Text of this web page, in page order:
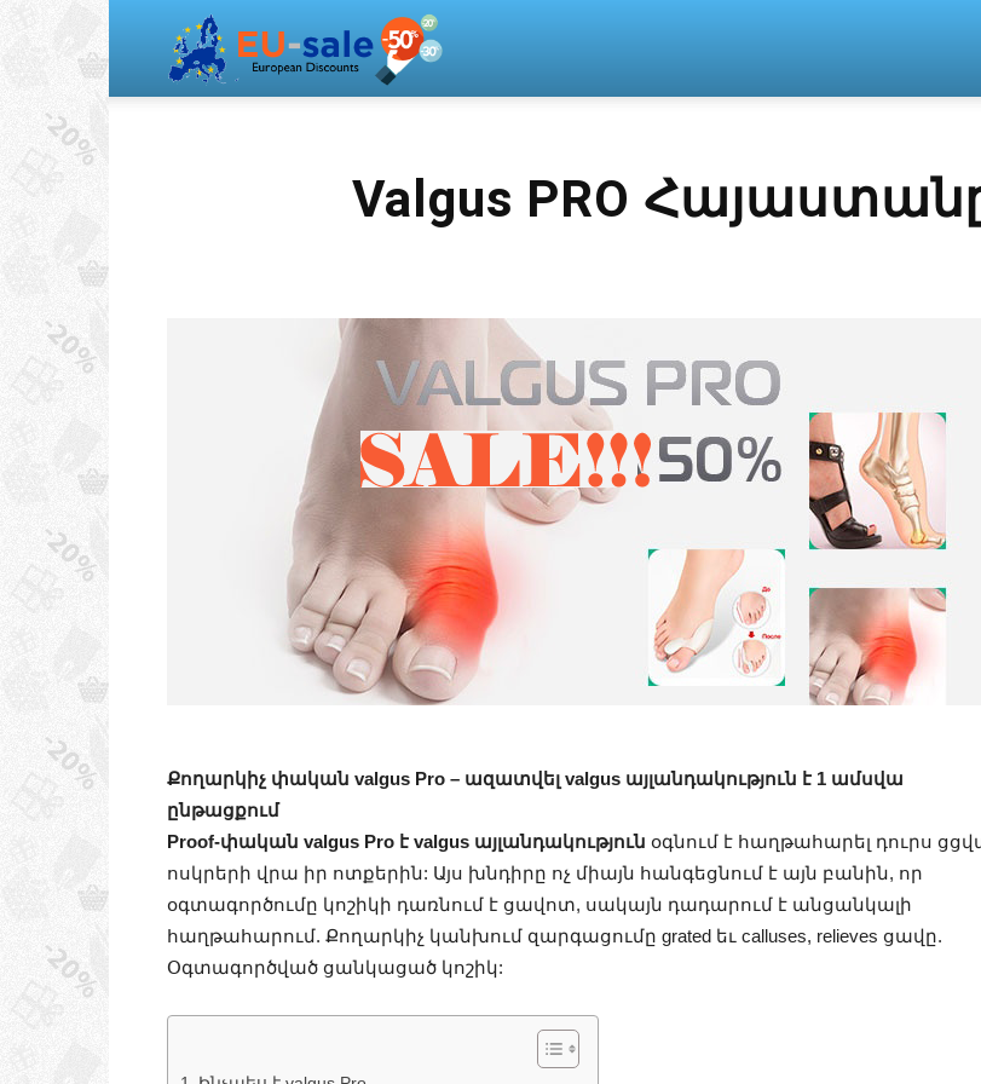
Valgus PRO
Քողարկիչ փական valgus Pro – ազատվել valgus այլանդակություն է 1 ամսվա
ընթացքում
Proof-փական valgus Pro է valgus այլանդակություն օգնում է հաղթահարել դուրս
ոսկրերի վրա իր ոտքերին: Այս խնդիրը ոչ միայն հանգեցնում է այն բանին, որ
օգտագործումը կոշիկի դառնում է ցավոտ, սակայն դադարում է անցանկալի
հաղթահարում. Քողարկիչ կանխում զարգացումը grated եւ calluses, relieves ցավը.
Օգտագործված ցանկացած կոշիկ: